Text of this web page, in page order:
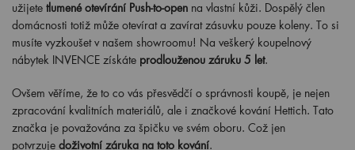
užijete tlumené otevírání Push-to-open na vlastní kůži. Dospělý člen
domácnosti totiž může otevírat a zavírat zásuvku pouze koleny. To si
musíte vyzkoušet v našem showroomu! Na veškerý koupelnový
nábytek INVENCE získáte prodlouženou záruku 5 let.
Ovšem věříme, že to co vás přesvědčí o správnosti koupě, je nejen
zpracování kvalitních materiálů, ale i značkové kování Hettich. Tato
značka je považována za špičku ve svém oboru. Což jen
potvrzuje doživotní záruka na toto kování.